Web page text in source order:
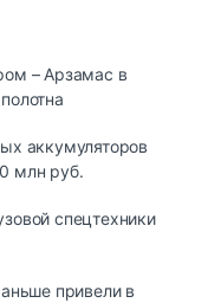
– Арзамас в
аккумуляторов
млн руб.
спецтехники
привели в